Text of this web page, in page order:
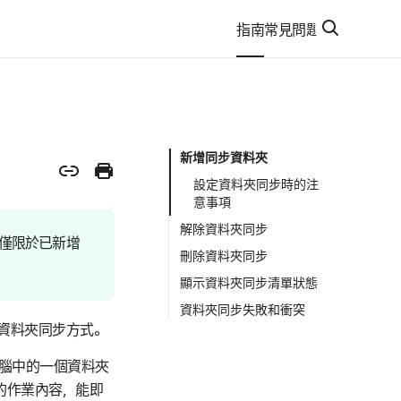
指南常見問題
限於已新增
料夾同步方式。
中的一個資料夾
作業內容，能即
新增同步資料夾
設定資料夾同步時的注
意事項
解除資料夾同步
刪除資料夾同步
顯示資料夾同步清單狀態
資料夾同步失敗和衝突